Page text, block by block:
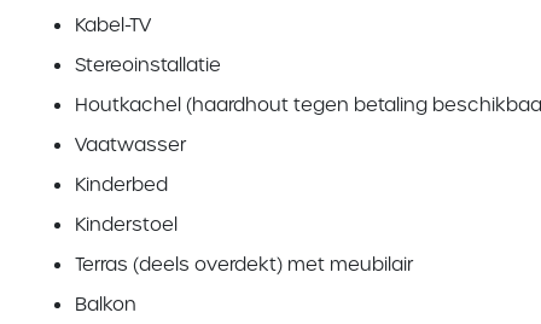
Kabel-TV
Stereoinstallatie
Houtkachel (haardhout tegen betaling
Vaatwasser
Kinderbed
Kinderstoel
Terras (deels overdekt) met meubilair
Balkon